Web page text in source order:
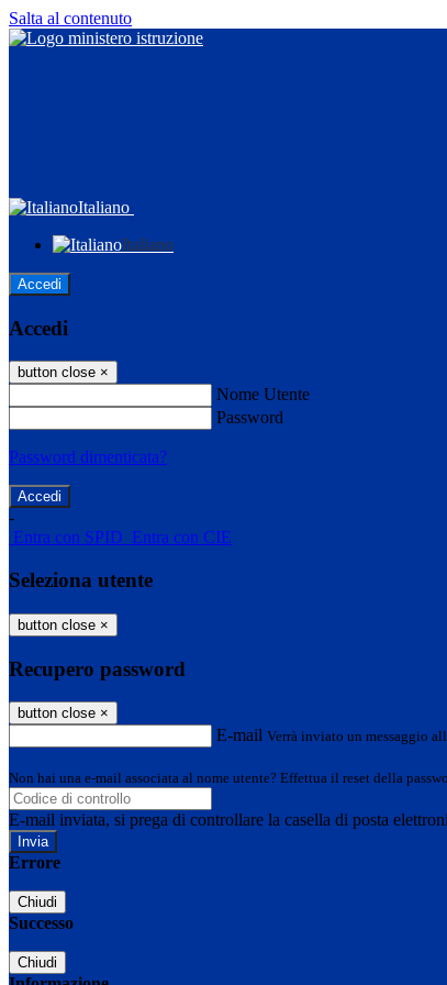
Salta al contenuto
Italiano
Italiano
Accedi
Accedi
button close ×
Nome Utente
Password
Password dimenticata?
-
Entra con SPID Entra con CIE
Seleziona utente
button close ×
Recupero password
button close ×
E-mail Verrà inviato un messaggio
Non hai una e-mail associata al nome utente? Effettua il reset della
E-mail inviata, si prega di controllare la casella di posta
Errore
Chiudi
Successo
Chiudi